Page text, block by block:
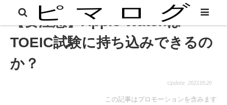
【要注意】Apple Watchは
TOEIC試験に持ち込みできるの
か？
2023.05.20
この記事はプロモーションを含みます